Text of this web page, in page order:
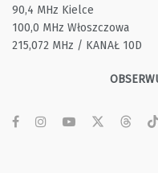
90,4 MHz Kielce
100,0 MHz Włoszczowa
215,072 MHz / KANAŁ 10D